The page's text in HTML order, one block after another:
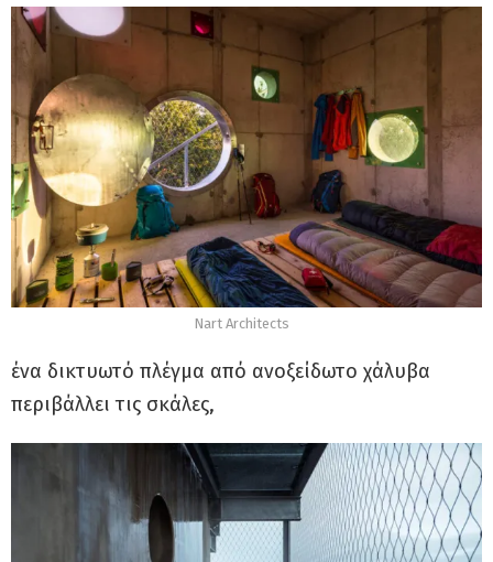
Nart Architects
ένα δικτυωτό πλέγμα από ανοξείδωτο χάλυβα
περιβάλλει τις σκάλες,